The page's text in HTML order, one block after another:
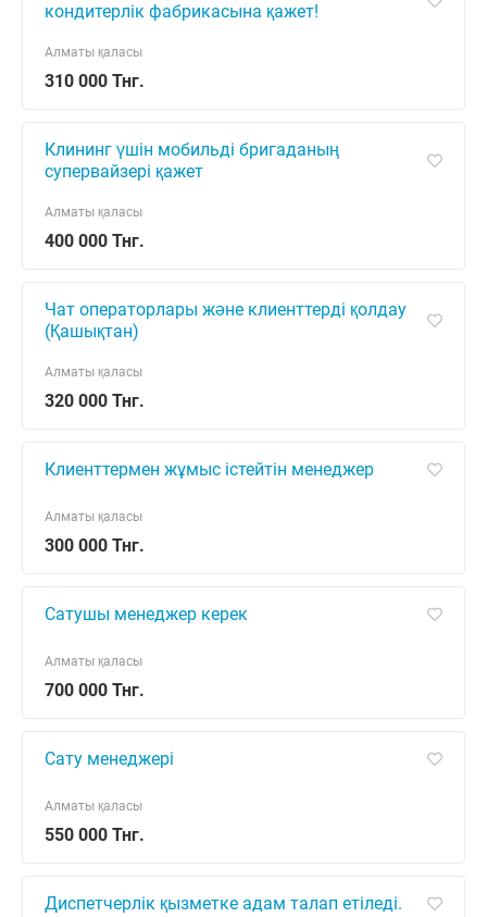
кондитерлік фабрикасына қажет!
310 000 Тнг.
Алматы қаласы
Клининг үшін мобильді бригаданың
супервайзері қажет
400 000 Тнг.
Алматы қаласы
Чат операторлары және клиенттерді қолдау
(Қашықтан)
320 000 Тнг.
Алматы қаласы
Клиенттермен жұмыс істейтін менеджер
300 000 Тнг.
Алматы қаласы
Сатушы менеджер керек
700 000 Тнг.
Алматы қаласы
Сату менеджері
550 000 Тнг.
Алматы қаласы
Диспетчерлік қызметке адам талап етіледі.